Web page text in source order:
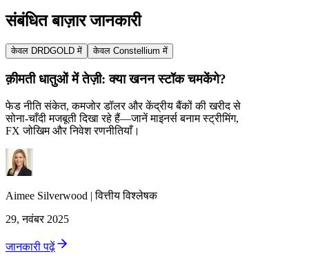
संबंधित बाज़ार जानकारी
केवल DRDGOLD में केवल Constellium में
क़ीमती धातुओं में तेज़ी: क्या खनन स्टॉक चमकेंगे?
फेड नीति संकेत, कमजोर डॉलर और केंद्रीय बैंकों की खरीद से
सोना‑चाँदी मजबूती दिखा रहे हैं—जानें माइनर्स बनाम स्ट्रीमिंग,
FX जोखिम और निवेश रणनीतियाँ।
Aimee Silverwood |वित्तीय विश्लेषक
29, नवंबर 2025
जानकारी पढ़ें